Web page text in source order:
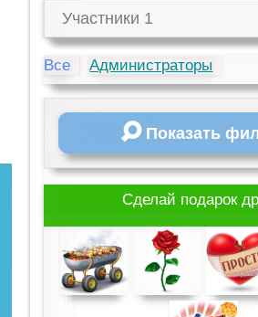
Все Администраторы
Показать
Сделай подарок